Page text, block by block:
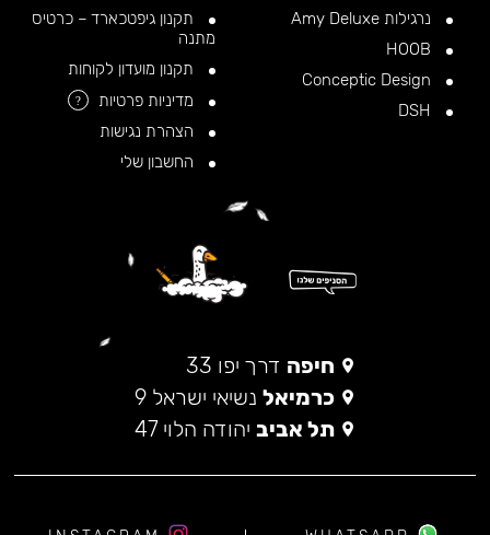
נרגילות Amy Deluxe
תקנון גיפטכארד – כרטיס
מתנה
תקנון מועדון לקוחות
מדיניות פרטיות
?
הצהרת נגישות
החשבון שלי
חיפה דרך יפו 33
כרמיאל נשיאי ישראל 9
תל אביב יהודה הלוי 47